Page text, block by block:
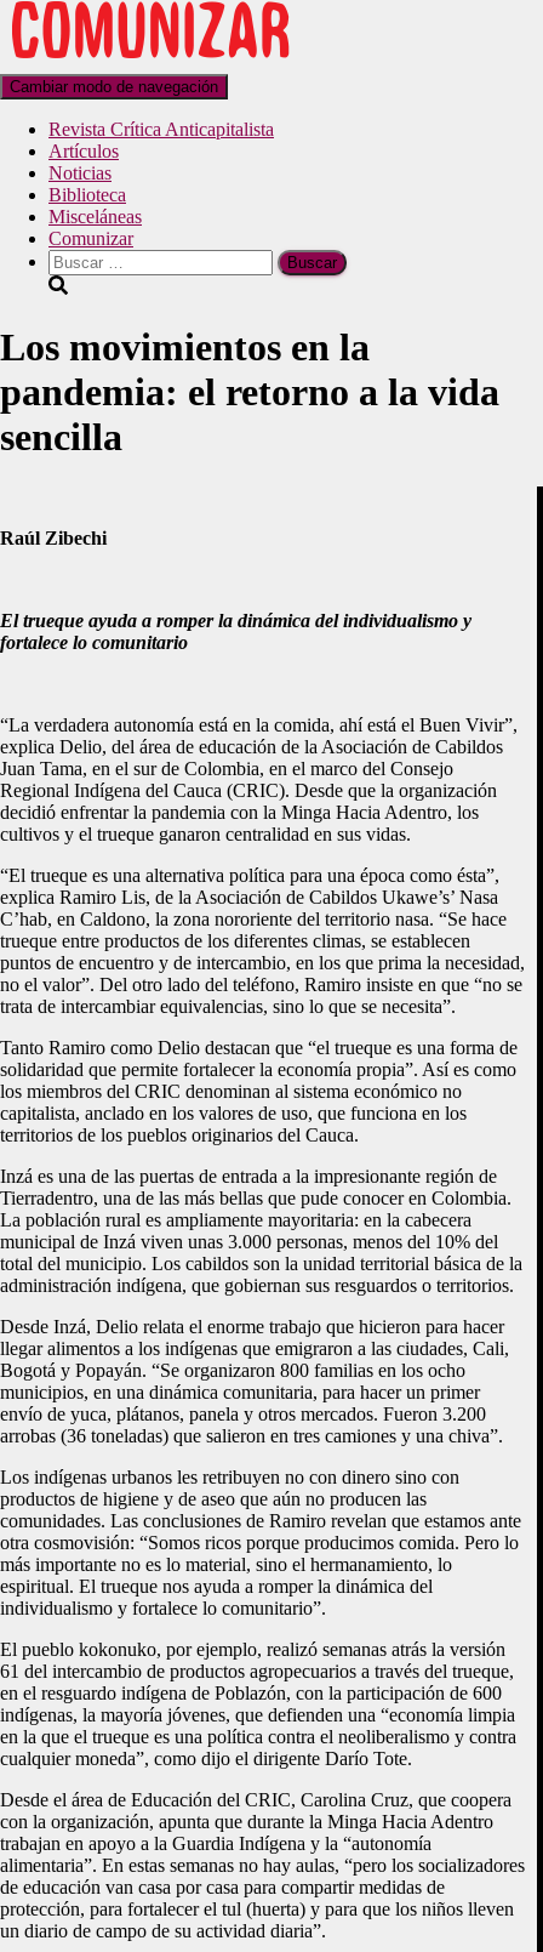
Cambiar modo de navegación
Revista Crítica Anticapitalista
Artículos
Noticias
Biblioteca
Misceláneas
Comunizar
Los movimientos en la
pandemia: el retorno a la vida
sencilla
Raúl Zibechi
El trueque ayuda a romper la dinámica del individualismo y
fortalece lo comunitario
“La verdadera autonomía está en la comida, ahí está el Buen Vivir”,
explica Delio, del área de educación de la Asociación de Cabildos
Juan Tama, en el sur de Colombia, en el marco del Consejo
Regional Indígena del Cauca (CRIC). Desde que la organización
decidió enfrentar la pandemia con la Minga Hacia Adentro, los
cultivos y el trueque ganaron centralidad en sus vidas.
“El trueque es una alternativa política para una época como ésta”,
explica Ramiro Lis, de la Asociación de Cabildos Ukawe’s’ Nasa
C’hab, en Caldono, la zona nororiente del territorio nasa. “Se hace
trueque entre productos de los diferentes climas, se establecen
puntos de encuentro y de intercambio, en los que prima la necesidad,
no el valor”. Del otro lado del teléfono, Ramiro insiste en que “no se
trata de intercambiar equivalencias, sino lo que se necesita”.
Tanto Ramiro como Delio destacan que “el trueque es una forma de
solidaridad que permite fortalecer la economía propia”. Así es como
los miembros del CRIC denominan al sistema económico no
capitalista, anclado en los valores de uso, que funciona en los
territorios de los pueblos originarios del Cauca.
Inzá es una de las puertas de entrada a la impresionante región de
Tierradentro, una de las más bellas que pude conocer en Colombia.
La población rural es ampliamente mayoritaria: en la cabecera
municipal de Inzá viven unas 3.000 personas, menos del 10% del
total del municipio. Los cabildos son la unidad territorial básica de la
administración indígena, que gobiernan sus resguardos o territorios.
Desde Inzá, Delio relata el enorme trabajo que hicieron para hacer
llegar alimentos a los indígenas que emigraron a las ciudades, Cali,
Bogotá y Popayán. “Se organizaron 800 familias en los ocho
municipios, en una dinámica comunitaria, para hacer un primer
envío de yuca, plátanos, panela y otros mercados. Fueron 3.200
arrobas (36 toneladas) que salieron en tres camiones y una chiva”.
Los indígenas urbanos les retribuyen no con dinero sino con
productos de higiene y de aseo que aún no producen las
comunidades. Las conclusiones de Ramiro revelan que estamos ante
otra cosmovisión: “Somos ricos porque producimos comida. Pero lo
más importante no es lo material, sino el hermanamiento, lo
espiritual. El trueque nos ayuda a romper la dinámica del
individualismo y fortalece lo comunitario”.
El pueblo kokonuko, por ejemplo, realizó semanas atrás la versión
61 del intercambio de productos agropecuarios a través del trueque,
en el resguardo indígena de Poblazón, con la participación de 600
indígenas, la mayoría jóvenes, que defienden una “economía limpia
en la que el trueque es una política contra el neoliberalismo y contra
cualquier moneda”, como dijo el dirigente Darío Tote.
Desde el área de Educación del CRIC, Carolina Cruz, que coopera
con la organización, apunta que durante la Minga Hacia Adentro
trabajan en apoyo a la Guardia Indígena y la “autonomía
alimentaria”. En estas semanas no hay aulas, “pero los socializadores
de educación van casa por casa para compartir medidas de
protección, para fortalecer el tul (huerta) y para que los niños lleven
un diario de campo de su actividad diaria”.